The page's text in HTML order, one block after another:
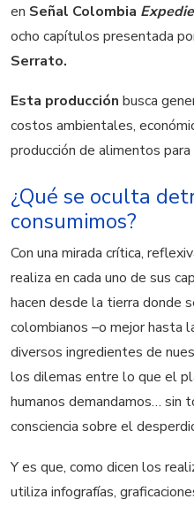
en Señal Colombia
ocho capítulos presentada
Serrato.
Esta producción busca
costos ambientales,
producción de alimentos
¿Qué se oculta
consumimos?
Con una mirada crítica,
realiza en cada uno de sus
hacen desde la tierra donde
colombianos –o mejor hasta
diversos ingredientes de
los dilemas entre lo que el
humanos demandamos… sin
consciencia sobre el
Y es que, como dicen los
utiliza infografías,